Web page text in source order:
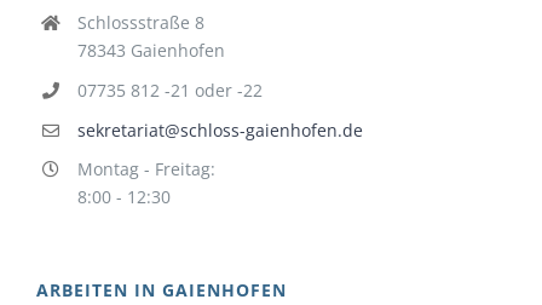
Schlossstraße 8
78343 Gaienhofen
07735 812 -21 oder -22
sekretariat@schloss-gaienhofen.de
Montag - Freitag:
8:00 - 12:30
ARBEITEN IN GAIENHOFEN